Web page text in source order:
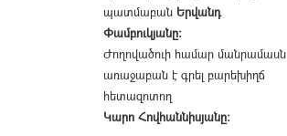
պատմաբան Երվանդ
Փամբուկյանը։
Ժողովածուի համար մանրամասն
առաջաբան է գրել բարեխիղճ
հետազոտող
Կարո Հովհաննիսյանը։